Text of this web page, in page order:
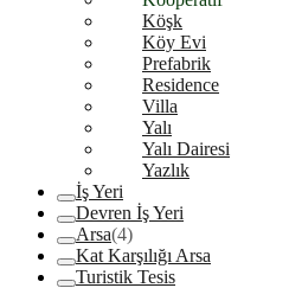
Köşk
Köy Evi
Prefabrik
Residence
Villa
Yalı
Yalı Dairesi
Yazlık
İş Yeri
Devren İş Yeri
Arsa(4)
Kat Karşılığı Arsa
Turistik Tesis